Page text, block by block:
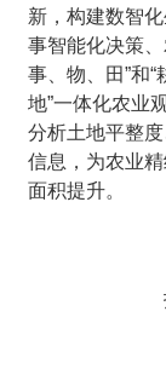
新，构建数智
事智能化决策、
事、物、田”和
地”一体化农业
分析土地平整
信息，为农业
面积提升。